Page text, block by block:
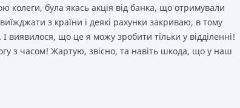
колеги, була якась акція від банка, що отримували
з країни і деякі рахунки закриваю, в тому
І виявилося, що це я можу зробити тільки у відділенні!
з часом! Жартую, звісно, та навіть шкода, що у наш